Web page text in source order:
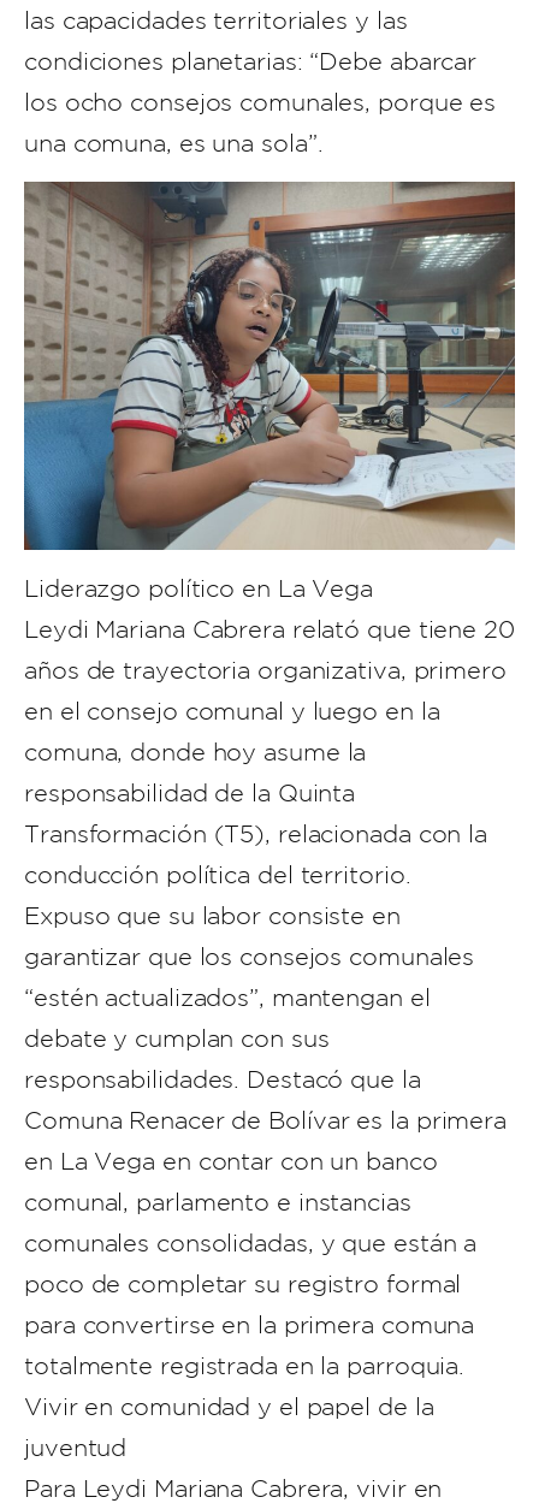
las capacidades territoriales y las
condiciones planetarias: “Debe abarcar
los ocho consejos comunales, porque es
una comuna, es una sola”.
Liderazgo político en La Vega
Leydi Mariana Cabrera relató que tiene 20
años de trayectoria organizativa, primero
en el consejo comunal y luego en la
comuna, donde hoy asume la
responsabilidad de la Quinta
Transformación (T5), relacionada con la
conducción política del territorio.
Expuso que su labor consiste en
garantizar que los consejos comunales
“estén actualizados”, mantengan el
debate y cumplan con sus
responsabilidades. Destacó que la
Comuna Renacer de Bolívar es la primera
en La Vega en contar con un banco
comunal, parlamento e instancias
comunales consolidadas, y que están a
poco de completar su registro formal
para convertirse en la primera comuna
totalmente registrada en la parroquia.
Vivir en comunidad y el papel de la
juventud
Para Leydi Mariana Cabrera, vivir en